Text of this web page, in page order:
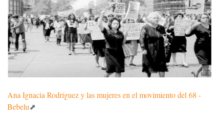
Ana Ignacia Rodríguez y las mujeres en el movimiento del 68 -
Bebelu